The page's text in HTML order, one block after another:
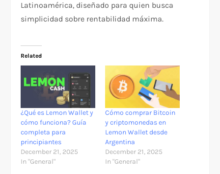
Latinoamérica, diseñado para quien busca
simplicidad sobre rentabilidad máxima.
Related
¿Qué es Lemon Wallet y
cómo funciona? Guía
completa para
principiantes
December 21, 2025
In "General"
Cómo comprar Bitcoin
y criptomonedas en
Lemon Wallet desde
Argentina
December 21, 2025
In "General"